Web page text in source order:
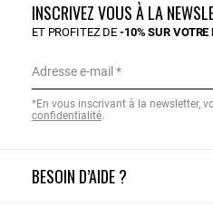
BESOIN D’AIDE ?
INSCRIVEZ VOUS À LA
ET PROFITEZ DE-10% SUR
Adresse e-mail
*En vous inscrivant à la newsletter,
confidentialité.